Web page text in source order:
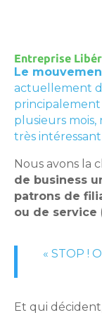
Entreprise
Le
actuellement
plusieurs mois,
très
Nous avons la
de business
patrons de
ou de service
« STOP !
Et qui